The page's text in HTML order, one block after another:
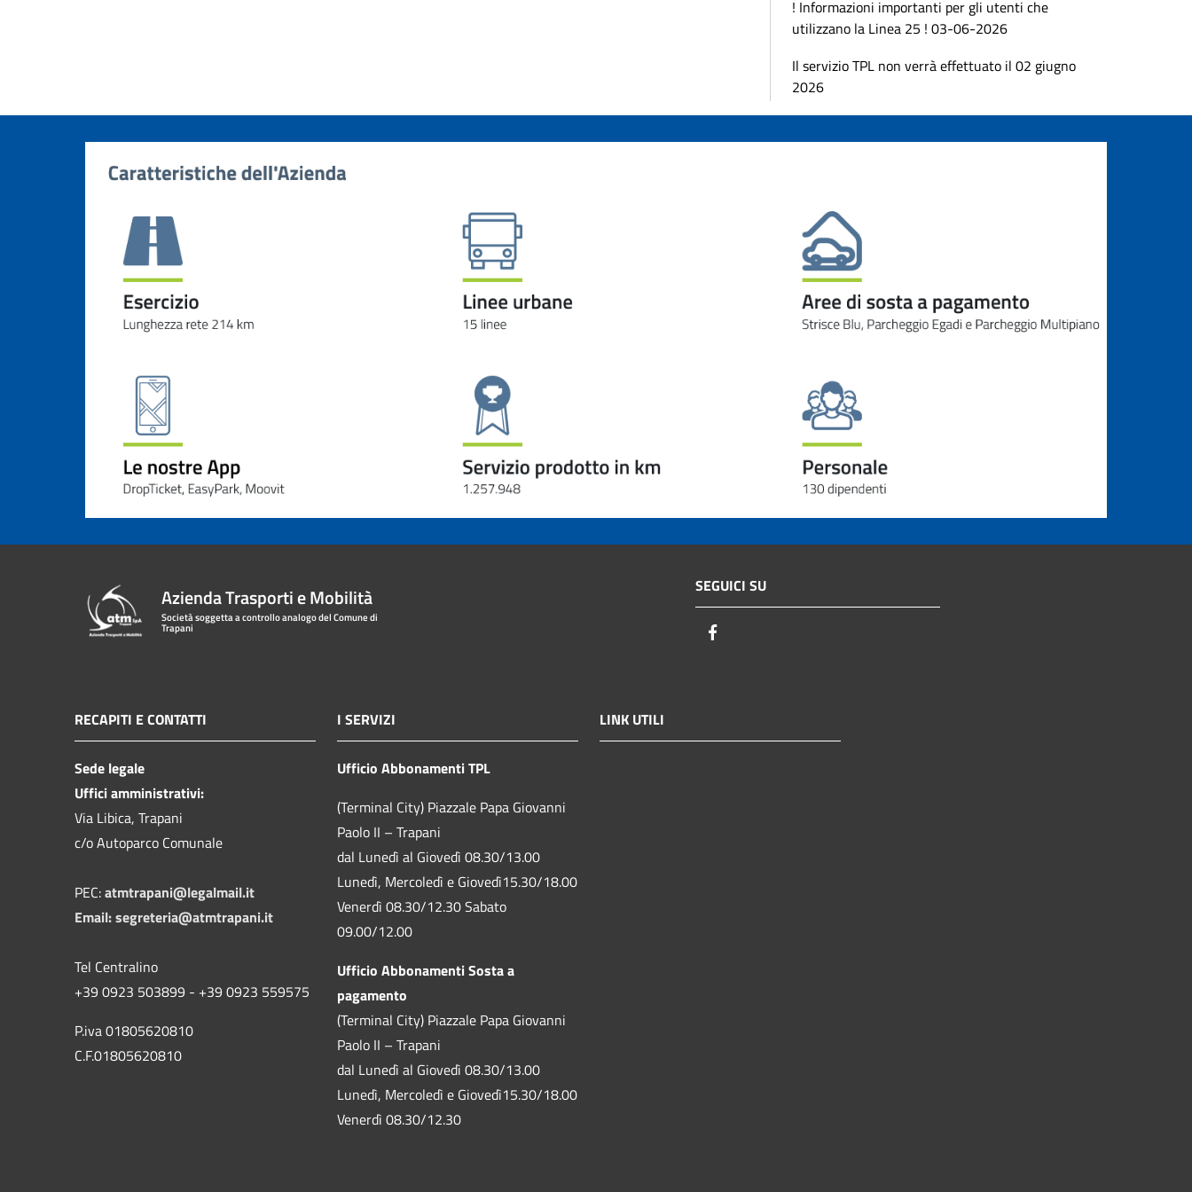
! Informazioni importanti per gli utenti che
utilizzano la Linea 25 ! 03-06-2026
Il servizio TPL non verrà effettuato il 02 giugno
2026
Azienda Trasporti e Mobilità
Società soggetta a controllo analogo del Comune di
Trapani
SEGUICI SU
RECAPITI E CONTATTI
Sede legale
Uffici amministrativi:
Via Libica, Trapani
c/o Autoparco Comunale
PEC:atmtrapani@legalmail.it
Email:segreteria@atmtrapani.it
Tel Centralino
+39 0923 503899 - +39 0923 559575
P.iva 01805620810
C.F.01805620810
I SERVIZI
Ufficio Abbonamenti TPL
(Terminal City) Piazzale Papa Giovanni
Paolo II – Trapani
dal Lunedì al Giovedì 08.30/13.00
Lunedì, Mercoledì e Giovedì15.30/18.00
Venerdì 08.30/12.30 Sabato
09.00/12.00
Ufficio Abbonamenti Sosta a
pagamento
(Terminal City) Piazzale Papa Giovanni
Paolo II – Trapani
dal Lunedì al Giovedì 08.30/13.00
Lunedì, Mercoledì e Giovedì15.30/18.00
Venerdì 08.30/12.30
LINK UTILI